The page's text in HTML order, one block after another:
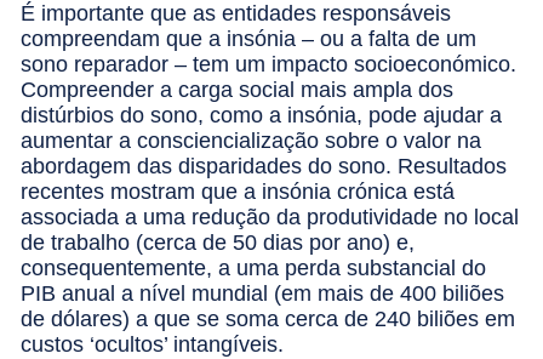
É importante que as entidades responsáveis
compreendam que a insónia – ou a falta de um
sono reparador – tem um impacto socioeconómico.
Compreender a carga social mais ampla dos
distúrbios do sono, como a insónia, pode ajudar a
aumentar a consciencialização sobre o valor na
abordagem das disparidades do sono. Resultados
recentes mostram que a insónia crónica está
associada a uma redução da produtividade no local
de trabalho (cerca de 50 dias por ano) e,
consequentemente, a uma perda substancial do
PIB anual a nível mundial (em mais de 400 biliões
de dólares) a que se soma cerca de 240 biliões em
custos ‘ocultos’ intangíveis.